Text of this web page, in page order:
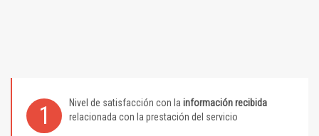
1 Nivel de satisfacción con la información recibida
relacionada con la prestación del servicio